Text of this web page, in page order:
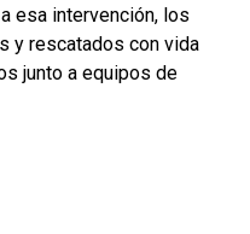
esa intervención, los
y rescatados con vida
junto a equipos de